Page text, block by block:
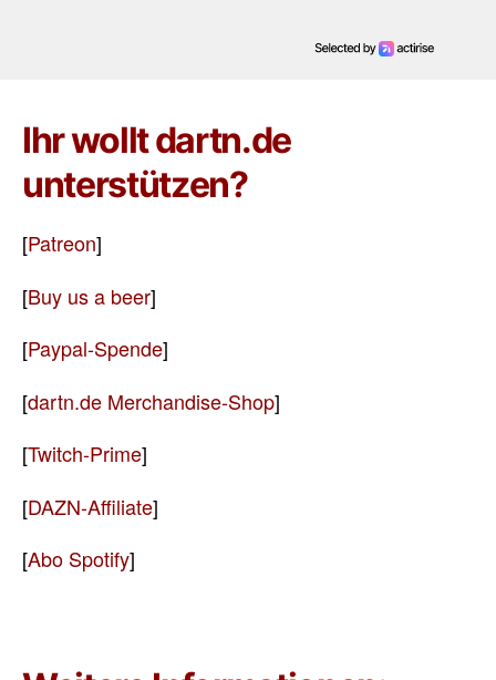
Ihr wollt dartn.de
unterstützen?
[Patreon]
[Buy us a beer]
[Paypal-Spende]
[dartn.de Merchandise-Shop]
[Twitch-Prime]
[DAZN-Affiliate]
[Abo Spotify]